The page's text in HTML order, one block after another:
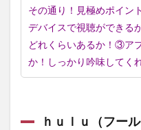
その通り！見極めポイン
デバイスで視聴ができる
どれくらいあるか！③ア
か！しっかり吟味してく
ｈｕｌｕ（フー